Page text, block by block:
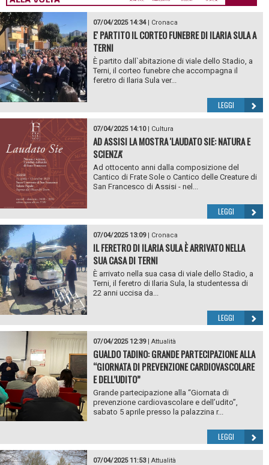
07/04/2025 14:34| Cronaca
E' PARTITO IL CORTEO FUNEBRE DI ILARIA SULA A
TERNI
È partito dall`abitazione di viale dello Stadio, a
Terni, il corteo funebre che accompagna il
feretro di Ilaria Sula ver...
LEGGI
07/04/2025 14:10| Cultura
AD ASSISI LA MOSTRA 'LAUDATO SIE: NATURA E
SCIENZA'
Ad ottocento anni dalla composizione del
Cantico di Frate Sole o Cantico delle Creature di
San Francesco di Assisi - nel...
LEGGI
07/04/2025 13:09| Cronaca
IL FERETRO DI ILARIA SULA È ARRIVATO NELLA
SUA CASA DI TERNI
È arrivato nella sua casa di viale dello Stadio, a
Terni, il feretro di Ilaria Sula, la studentessa di
22 anni uccisa da...
LEGGI
07/04/2025 12:39| Attualità
GUALDO TADINO: GRANDE PARTECIPAZIONE ALLA
“GIORNATA DI PREVENZIONE CARDIOVASCOLARE
E DELL’UDITO”
Grande partecipazione alla “Giornata di
prevenzione cardiovascolare e dell’udito”,
sabato 5 aprile presso la palazzina r...
LEGGI
07/04/2025 11:53| Attualità